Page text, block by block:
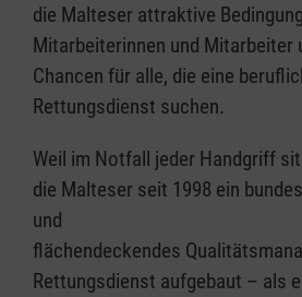
die Malteser attraktive
Mitarbeiterinnen und Mitarbeiter
Chancen für alle, die eine
Rettungsdienst suchen.
Weil im Notfall jeder Handgriff
die Malteser seit 1998 ein
und
flächendeckendes
Rettungsdienst aufgebaut – als